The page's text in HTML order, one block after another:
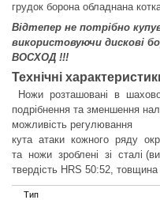
грудок борона обладнана
Відтепер не потрібно
використовуючи дискові
ВОСХОД !!!
Технічні
Ножи розташовані в
подрібнення та зменшення
можливість регулювання
кута атаки кожного ряду
та ножи зроблені зі сталі
твердість HRS 50:52,
Тип